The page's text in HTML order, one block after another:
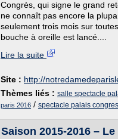
Congrès, qui signe le grand
ne connaît pas encore la
seulement trois mois sur
bouche à oreille est lancé....
Lire la suite
Site : http://
Thèmes liés : salle spectacle
paris 2016 / spectacle palais
Saison 2015-2016 –